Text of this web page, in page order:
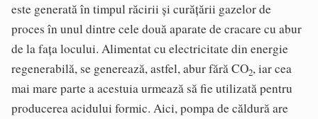
este generată în timpul răcirii și curățării gazelor de
proces în unul dintre cele două aparate de cracare cu abur
de la fața locului. Alimentat cu electricitate din energie
regenerabilă, se generează, astfel, abur fără CO2, iar cea
mai mare parte a acestuia urmează să fie utilizată pentru
producerea acidului formic. Aici, pompa de căldură are